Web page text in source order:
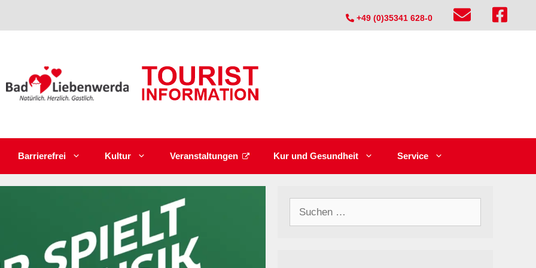
+49 (0)35341 628-0
Barrierefrei Kultur Veranstaltungen Kur und Gesundheit Service